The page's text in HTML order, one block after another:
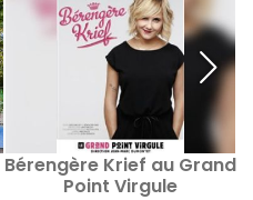
Bérengère Krief au Grand
Point Virgule